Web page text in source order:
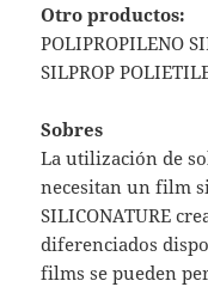
Otro productos:
POLIPROPILENO
SILPROP
Sobres
La utilización de
necesitan un film
SILICONATURE
diferenciados
films se pueden